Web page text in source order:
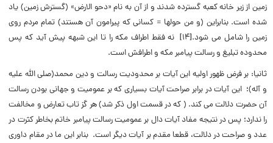
زمین از زیر خانه کعبه گسترده شدند و از آن به نام «دحو الارض» (گسترش زمین) یاد
شده است. بنابراین (و من حولها = کسانى که پیرامون آن هستند) تمام مردم روى
زمین را شامل مى شود.[۱۴] نه فقط اطراف مکه را تا این شبهه پیش آید که پس
محدوده تبلیغ و رسالت پیامبر مکه و اطرافش است.
ثانیا: بر فرض ظهور اولیه این آیات بر محدودیت رسالت و دین محمد(صلی الله علیه
و آله)؛ این آیات در برابر صراحت آیات بسیاری که بر عمومیت و جهانی بودن رسالت
آن حضرت دلالت می کند. ( که در قسمت اول ذکر شد) هر گز تاب تعارض و مخالفت
را ندارد؛ پس در نتیجه مفاد آیات دال بر عمومیت رسالت پیامبر خاتم بخاطر کثرت در
عدد و صراحت در دلالت، قطعا مقدم بر آیات دیگر است. بنابر این ما در مقام داوری